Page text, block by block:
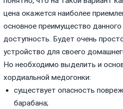
цена окажется наиболее
основное преимущество
доступность. Будет очень
устройство для своего
Но необходимо выделить и
хордиальной медогонки:
существует опасность
барабана;